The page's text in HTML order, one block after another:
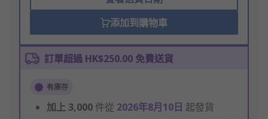
添加到購物車
訂單超過 HK$250.00 免費送貨
有庫存
加上3,000 件從 2026年8月10日 起發貨